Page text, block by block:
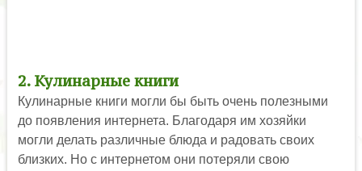
2. Кулинарные книги
Кулинарные книги могли бы быть очень полезными
до появления интернета. Благодаря им хозяйки
могли делать различные блюда и радовать своих
близких. Но с интернетом они потеряли свою